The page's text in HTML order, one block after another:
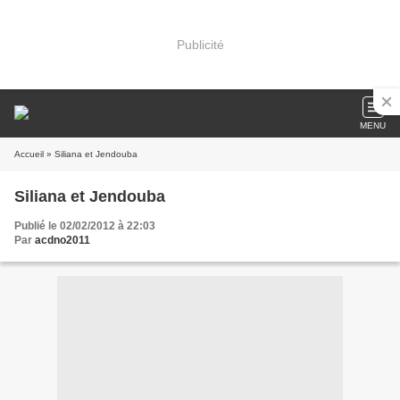
Publicité
MENU
Accueil » Siliana et Jendouba
Siliana et Jendouba
Publié le 02/02/2012 à 22:03
Par acdno2011